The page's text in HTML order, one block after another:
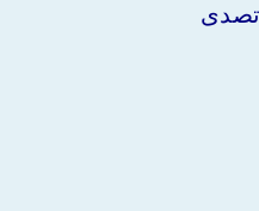
تصدى